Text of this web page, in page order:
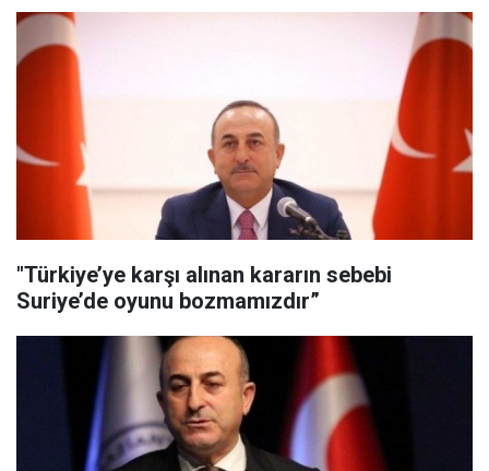
"Türkiye’ye karşı alınan kararın sebebi
Suriye’de oyunu bozmamızdır”